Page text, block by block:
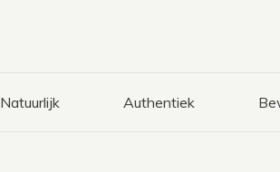
Natuurlijk Authentiek